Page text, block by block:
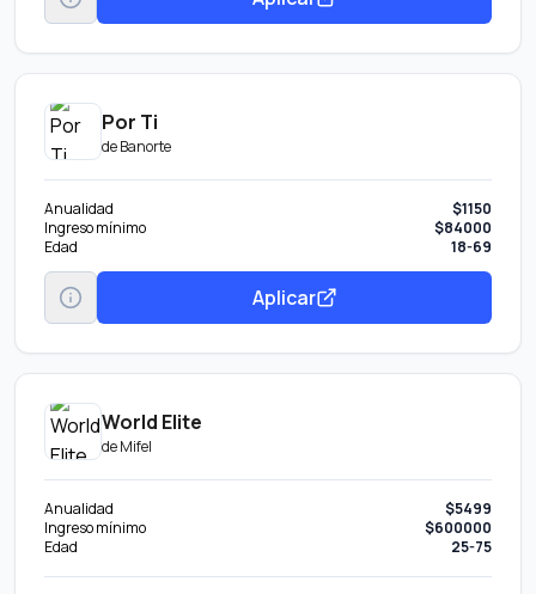
Por Ti
deBanorte
Anualidad
$1150
Ingreso mínimo
$84000
Edad
18-69
Aplicar
World Elite
deMifel
Anualidad
$5499
Ingreso mínimo
$600000
Edad
25-75